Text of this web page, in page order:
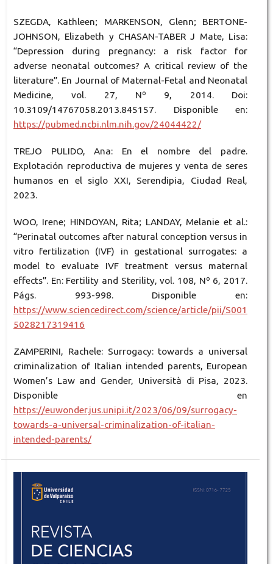
SZEGDA, Kathleen; MARKENSON, Glenn; BERTONE-
JOHNSON, Elizabeth y CHASAN-TABER J Mate, Lisa:
“Depression during pregnancy: a risk factor for
adverse neonatal outcomes? A critical review of the
literature”. En Journal of Maternal-Fetal and Neonatal
Medicine, vol. 27, Nº 9, 2014. Doi:
10.3109/14767058.2013.845157. Disponible en:
https://pubmed.ncbi.nlm.nih.gov/24044422/
TREJO PULIDO, Ana: En el nombre del padre.
Explotación reproductiva de mujeres y venta de seres
humanos en el siglo XXI, Serendipia, Ciudad Real,
2023.
WOO, Irene; HINDOYAN, Rita; LANDAY, Melanie et al.:
“Perinatal outcomes after natural conception versus in
vitro fertilization (IVF) in gestational surrogates: a
model to evaluate IVF treatment versus maternal
effects”. En: Fertility and Sterility, vol. 108, Nº 6, 2017.
Págs. 993-998. Disponible en:
https://www.sciencedirect.com/science/article/pii/S001
5028217319416
ZAMPERINI, Rachele: Surrogacy: towards a universal
criminalization of Italian intended parents, European
Women’s Law and Gender, Università di Pisa, 2023.
Disponible en
https://euwonder.jus.unipi.it/2023/06/09/surrogacy-
towards-a-universal-criminalization-of-italian-
intended-parents/